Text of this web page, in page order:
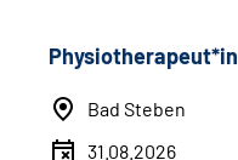
Physiotherapeut*in
Bad Steben
31.08.2026